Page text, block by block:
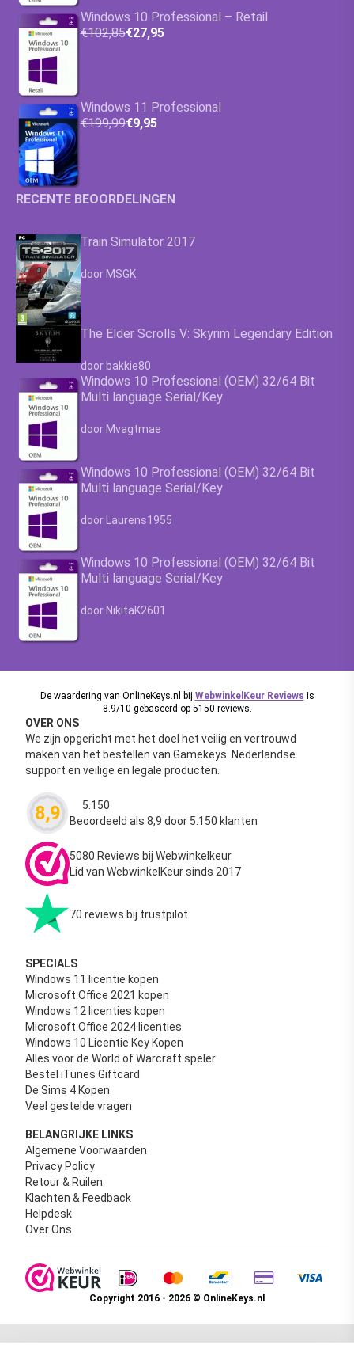
Windows 10 Professional – Retail
€102,85€27,95
Windows 11 Professional
€199,99€9,95
RECENTE BEOORDELINGEN
Train Simulator 2017
Waardering
door MSGK
The Elder Scrolls V: Skyrim Legendary Edition
Waardering4.63
door bakkie80
Windows 10 Professional (OEM) 32/64 Bit
Multi language Serial/Key
Waardering4.63
door Mvagtmae
Windows 10 Professional (OEM) 32/64 Bit
Multi language Serial/Key
Waardering4.63uit 5
door Laurens1955
Windows 10 Professional (OEM) 32/64 Bit
Multi language Serial/Key
Waardering4.63
door NikitaK2601
De waardering van OnlineKeys.nl bij WebwinkelKeur Reviews is
8.9/10 gebaseerd op 5150 reviews.
OVER ONS
We zijn opgericht met het doel het veilig en vertrouwd
maken van het bestellen van Gamekeys. Nederlandse
support en veilige en legale producten.
8,9 Waardering
5.150
Beoordeeld als 8,9 door 5.150 klanten
5080 Reviews bij Webwinkelkeur
Lid van WebwinkelKeur sinds 2017
70 reviews bij trustpilot
SPECIALS
Windows 11 licentie kopen
Microsoft Office 2021 kopen
Windows 12 licenties kopen
Microsoft Office 2024 licenties
Windows 10 Licentie Key Kopen
Alles voor de World of Warcraft speler
Bestel iTunes Giftcard
De Sims 4 Kopen
Veel gestelde vragen
BELANGRIJKE LINKS
Algemene Voorwaarden
Privacy Policy
Retour & Ruilen
Klachten & Feedback
Helpdesk
Over Ons
Copyright 2016 - 2026 © OnlineKeys.nl